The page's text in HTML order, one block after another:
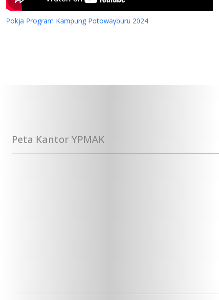
Pokja Program Kampung Potowayburu 2024
Peta Kantor YPMAK